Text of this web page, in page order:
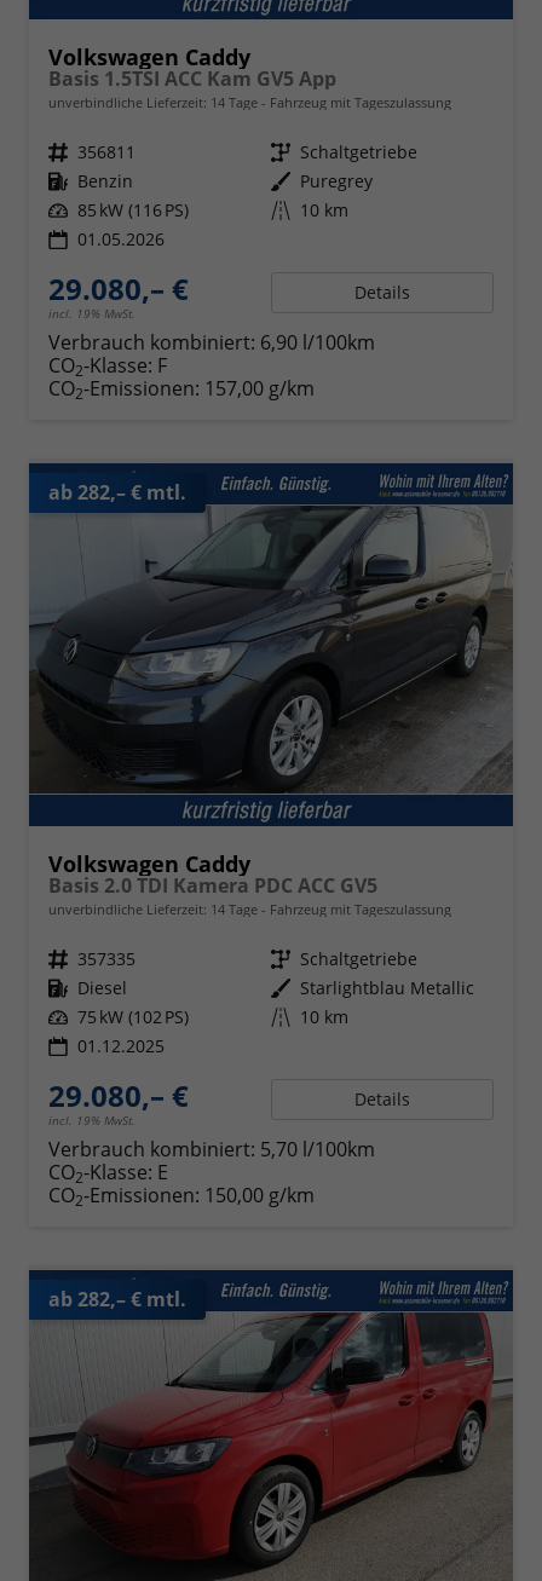
Volkswagen Caddy
Basis 1.5TSI ACC Kam GV5 App
unverbindliche Lieferzeit: 14 Tage Fahrzeug mit Tageszulassung
Fahrzeugnr. 356811 Getriebe Schaltgetriebe
Kraftstoff Benzin Außenfarbe Puregrey
Leistung 85 kW (116 PS) Kilometerstand 10 km
01.05.2026
29.080,– €
incl. 19% MwSt.
Details
Verbrauch kombiniert: 6,90 l/100km
CO2-Klasse: F
CO2-Emissionen: 157,00 g/km
ab 282,– € mtl.
Volkswagen Caddy
Basis 2.0 TDI Kamera PDC ACC GV5
unverbindliche Lieferzeit: 14 Tage Fahrzeug mit Tageszulassung
Fahrzeugnr. 357335 Getriebe Schaltgetriebe
Kraftstoff Diesel Außenfarbe Starlightblau Metallic
Leistung 75 kW (102 PS) Kilometerstand 10 km
01.12.2025
29.080,– €
incl. 19% MwSt.
Details
Verbrauch kombiniert: 5,70 l/100km
CO2-Klasse: E
CO2-Emissionen: 150,00 g/km
ab 282,– € mtl.